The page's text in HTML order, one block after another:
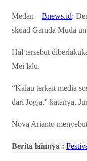
Medan – Bnews.id:
skuad Garuda Muda
Hal tersebut
Mei lalu.
“Kalau terkait media
dari Jogja,” katanya,
Nova Arianto
Berita lainnya :